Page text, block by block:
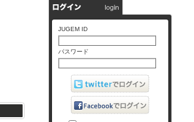
JUGEM ID
パスワード